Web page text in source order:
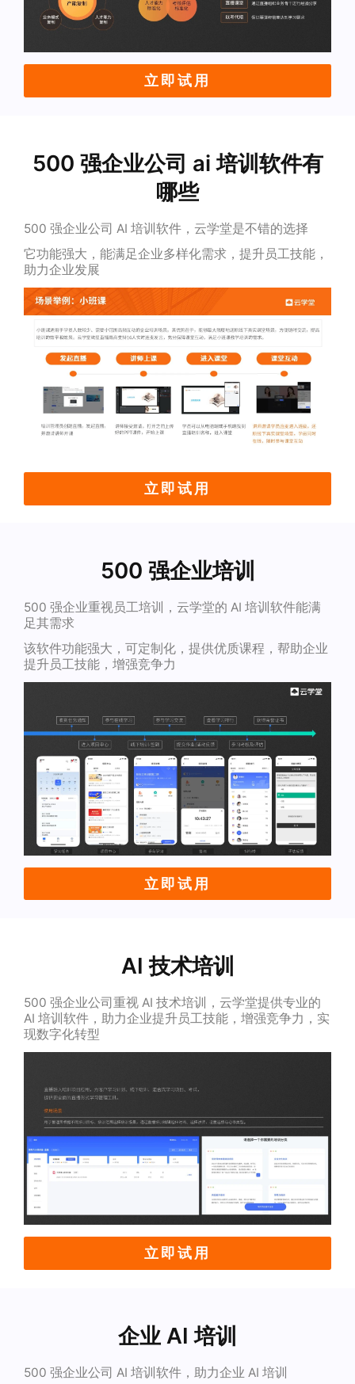
立即试用
500 强企业公司 ai 培训软件有
哪些
500 强企业公司 AI 培训软件，云学堂是不错的选择
它功能强大，能满足企业多样化需求，提升员工技能，
助力企业发展
立即试用
500 强企业培训
500 强企业重视员工培训，云学堂的 AI 培训软件能满
足其需求
该软件功能强大，可定制化，提供优质课程，帮助企业
提升员工技能，增强竞争力
立即试用
AI 技术培训
500 强企业公司重视 AI 技术培训，云学堂提供专业的
AI 培训软件，助力企业提升员工技能，增强竞争力，实
现数字化转型
立即试用
企业 AI 培训
500 强企业公司 AI 培训软件，助力企业 AI 培训